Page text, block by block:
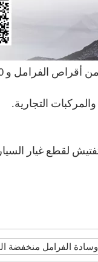
وسادة الفرامل منخفضة